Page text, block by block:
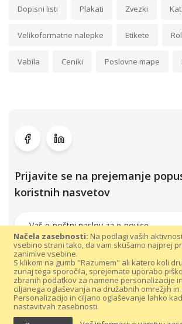
Načela zasebnosti: Na podlagi vaših
vsebino strani tako, da vam skušamo najprej
zanimive vsebine.
S klikom na gumb "Razumem" ali katero koli
zunaj tega sporočila, sprejemate uporabo
zbranih podatkov za namene personalizacije
ciljanega oglaševanja na družabnih omrežjih
Personalizacijo in ciljano oglaševanje lahko
nastavitvah zasebnosti.
Dopisni listi Plakati Zvezki
Velikoformatne nalepke Etikete
Vabila Ceniki Poslovne mape
Prijavite se na prejemanje
koristnih nasvetov
Vse pravice pridržane 300dpi.com © 2021 |